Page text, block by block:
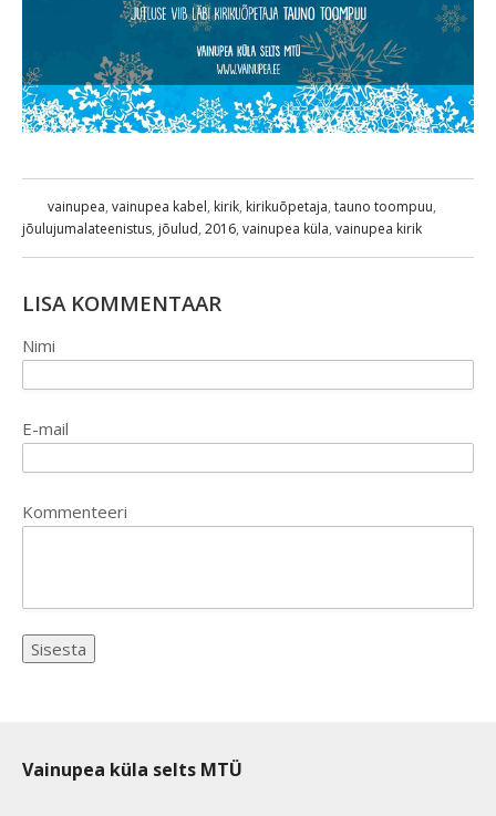
vainupea, vainupea kabel, kirik, kirikuõpetaja, tauno toompuu,
jõulujumalateenistus, jõulud, 2016, vainupea küla, vainupea kirik
LISA KOMMENTAAR
Nimi
E-mail
Kommenteeri
Vainupea küla selts MTÜ